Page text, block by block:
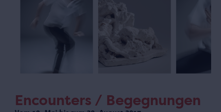
Encounters / Begegnungen